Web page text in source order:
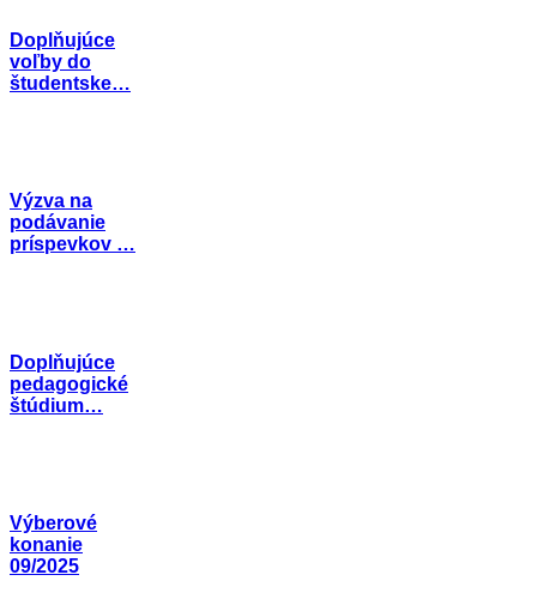
Doplňujúce
voľby do
študentske…
Výzva na
podávanie
príspevkov …
Doplňujúce
pedagogické
štúdium…
Výberové
konanie
09/2025